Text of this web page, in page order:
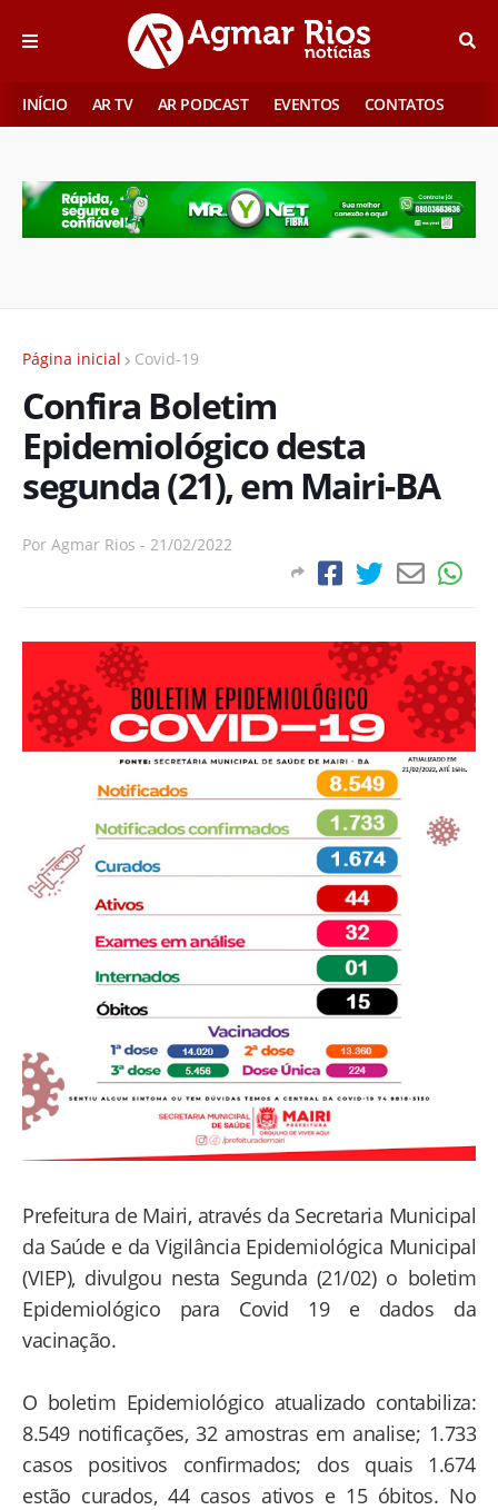
INÍCIO AR TV AR PODCAST EVENTOS CONTATOS
Página inicial Covid-19
Confira Boletim
Epidemiológico desta
segunda (21), em Mairi-BA
Por Agmar Rios - 21/02/2022
Prefeitura de Mairi, através da Secretaria Municipal
da Saúde e da Vigilância Epidemiológica Municipal
(VIEP), divulgou nesta Segunda (21/02) o boletim
Epidemiológico para Covid 19 e dados da
vacinação.
O boletim Epidemiológico atualizado contabiliza:
8.549 notificações, 32 amostras em analise; 1.733
casos positivos confirmados; dos quais 1.674
estão curados, 44 casos ativos e 15 óbitos. No